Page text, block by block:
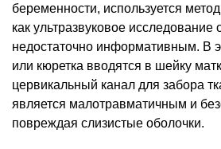
беременности, используется
как ультразвуковое исследование
недостаточно информативным. В
или кюретка вводятся в шейку
цервикальный канал для забора
является малотравматичным и
повреждая слизистые оболочки.